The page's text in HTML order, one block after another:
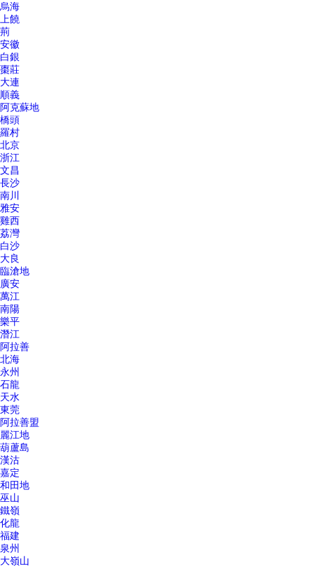
烏海
上饒
荊
安徽
白銀
棗莊
大連
順義
阿克蘇地
橋頭
羅村
北京
浙江
文昌
長沙
南川
雅安
雞西
荔灣
白沙
大良
臨滄地
廣安
萬江
南陽
樂平
潛江
阿拉善
北海
永州
石龍
天水
東莞
阿拉善盟
麗江地
葫蘆島
漢沽
嘉定
和田地
巫山
鐵嶺
化龍
福建
泉州
大嶺山